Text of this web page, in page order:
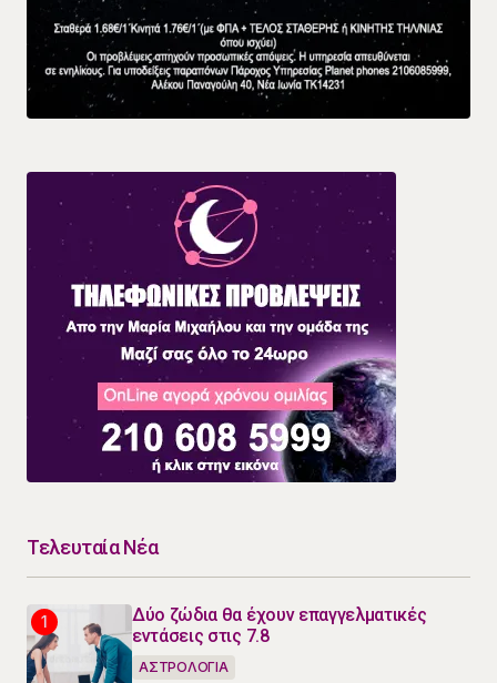
Τελευταία Νέα
Δύο ζώδια θα έχουν επαγγελματικές
εντάσεις στις 7.8
ΑΣΤΡΟΛΟΓΙΑ